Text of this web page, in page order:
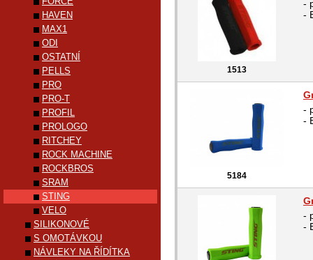
1513
-
-
5184
-
-
-
-
HAVEN
MAX1
ODI
OSTATNÍ
PELLS
PRO
PRO-T
PROFIL
PROLOGO
RITCHEY
ROCK MACHINE
ROCKBROS
SRAM
STING
VELO
SILIKONOVÉ
S OMOTÁVKOU
NÁVLEKY NA ŘÍDÍTKA